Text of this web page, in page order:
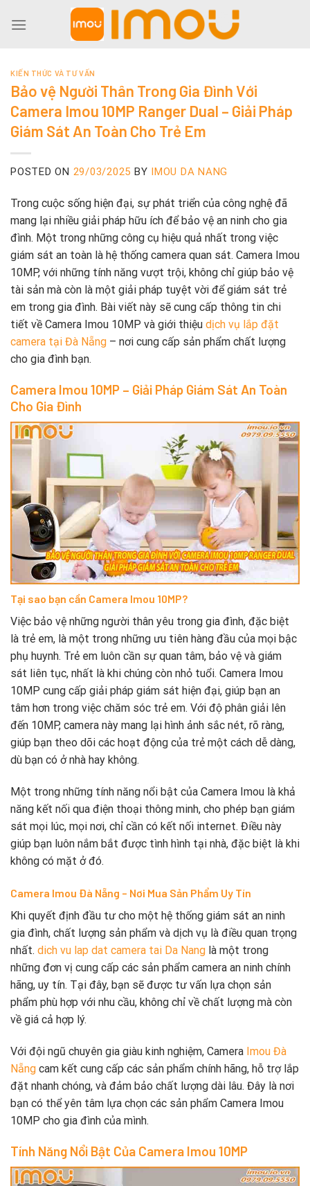
KIẾN THỨC VÀ TƯ VẤN
Bảo vệ Người Thân Trong Gia Đình Với
Camera Imou 10MP Ranger Dual – Giải Pháp
Giám Sát An Toàn Cho Trẻ Em
POSTED ON 29/03/2025 BY IMOU DA NANG
Trong cuộc sống hiện đại, sự phát triển của công nghệ đã
mang lại nhiều giải pháp hữu ích để bảo vệ an ninh cho gia
đình. Một trong những công cụ hiệu quả nhất trong việc
giám sát an toàn là hệ thống camera quan sát. Camera Imou
10MP, với những tính năng vượt trội, không chỉ giúp bảo vệ
tài sản mà còn là một giải pháp tuyệt vời để giám sát trẻ
em trong gia đình. Bài viết này sẽ cung cấp thông tin chi
tiết về Camera Imou 10MP và giới thiệu dịch vụ lắp đặt
camera tại Đà Nẵng – nơi cung cấp sản phẩm chất lượng
cho gia đình bạn.
Camera Imou 10MP – Giải Pháp Giám Sát An Toàn
Cho Gia Đình
Tại sao bạn cần Camera Imou 10MP?
Việc bảo vệ những người thân yêu trong gia đình, đặc biệt
là trẻ em, là một trong những ưu tiên hàng đầu của mọi bậc
phụ huynh. Trẻ em luôn cần sự quan tâm, bảo vệ và giám
sát liên tục, nhất là khi chúng còn nhỏ tuổi. Camera Imou
10MP cung cấp giải pháp giám sát hiện đại, giúp bạn an
tâm hơn trong việc chăm sóc trẻ em. Với độ phân giải lên
đến 10MP, camera này mang lại hình ảnh sắc nét, rõ ràng,
giúp bạn theo dõi các hoạt động của trẻ một cách dễ dàng,
dù bạn có ở nhà hay không.
Một trong những tính năng nổi bật của Camera Imou là khả
năng kết nối qua điện thoại thông minh, cho phép bạn giám
sát mọi lúc, mọi nơi, chỉ cần có kết nối internet. Điều này
giúp bạn luôn nắm bắt được tình hình tại nhà, đặc biệt là khi
không có mặt ở đó.
Camera Imou Đà Nẵng – Nơi Mua Sản Phẩm Uy Tín
Khi quyết định đầu tư cho một hệ thống giám sát an ninh
gia đình, chất lượng sản phẩm và dịch vụ là điều quan trọng
nhất. dich vu lap dat camera tai Da Nang là một trong
những đơn vị cung cấp các sản phẩm camera an ninh chính
hãng, uy tín. Tại đây, bạn sẽ được tư vấn lựa chọn sản
phẩm phù hợp với nhu cầu, không chỉ về chất lượng mà còn
về giá cả hợp lý.
Với đội ngũ chuyên gia giàu kinh nghiệm, Camera Imou Đà
Nẵng cam kết cung cấp các sản phẩm chính hãng, hỗ trợ lắp
đặt nhanh chóng, và đảm bảo chất lượng dài lâu. Đây là nơi
bạn có thể yên tâm lựa chọn các sản phẩm Camera Imou
10MP cho gia đình của mình.
Tính Năng Nổi Bật Của Camera Imou 10MP